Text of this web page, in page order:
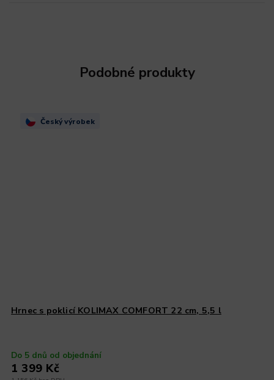
Podobné produkty
Český výrobek
Hrnec s poklicí KOLIMAX COMFORT 22 cm, 5,5 l
Do 5 dnů od objednání
1 399 Kč